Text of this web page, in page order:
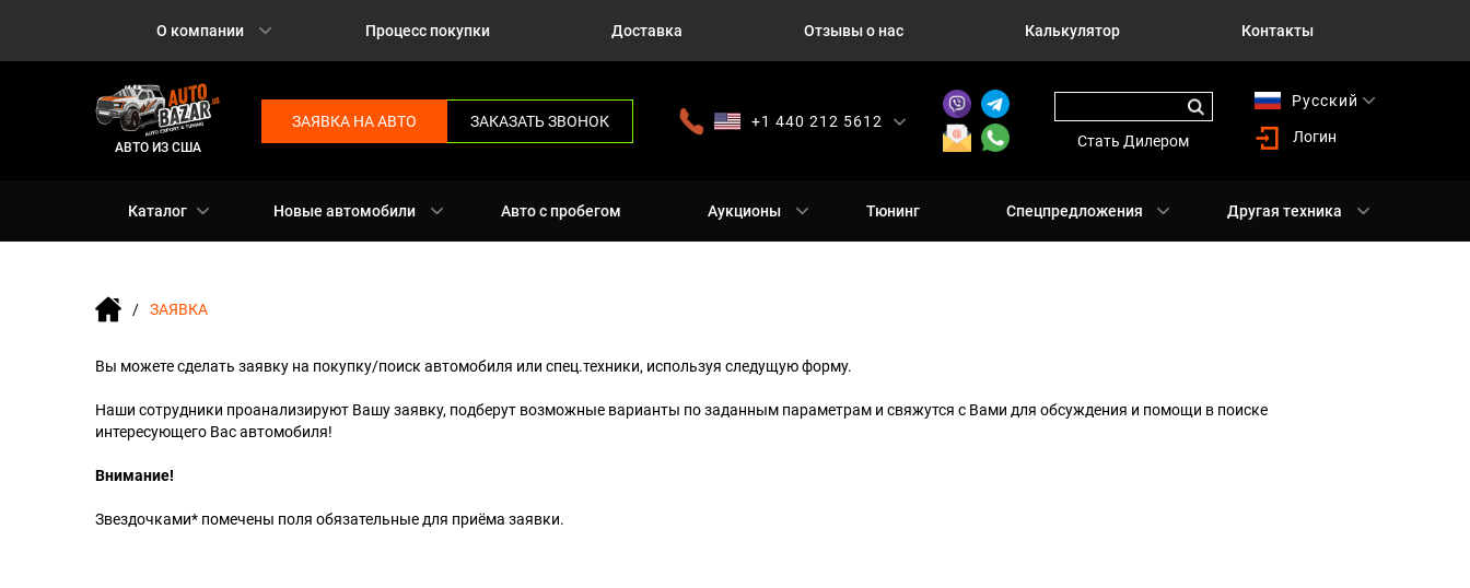
О компании Процесс покупки Доставка Отзывы о нас Калькулятор Контакты
АВТО ИЗ США
ЗАЯВКА НА АВТО ЗАКАЗАТЬ ЗВОНОК
+1 440 212 5612
Стать Дилером
Русский
Логин
Каталог Новые автомобили Авто с пробегом Аукционы Тюнинг Спецпредложения Другая техника
ЗАЯВКА
Вы можете сделать заявку на покупку/поиск автомобиля или спец.техники, используя следущую форму.
Наши сотрудники проанализируют Вашу заявку, подберут возможные варианты по заданным параметрам и свяжутся с Вами для обсуждения и помощи в поиске
интересующего Вас автомобиля!
Внимание!
Звездочками* помечены поля обязательные для приёма заявки.